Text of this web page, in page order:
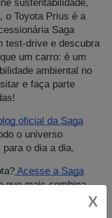
o Toyota Prius é a
Saga
test-drive e descubra
um carro: é um
ambiental no
e faça parte
oficial da Saga
o universo
o dia a dia.
Acesse a Saga
que mais combina
X